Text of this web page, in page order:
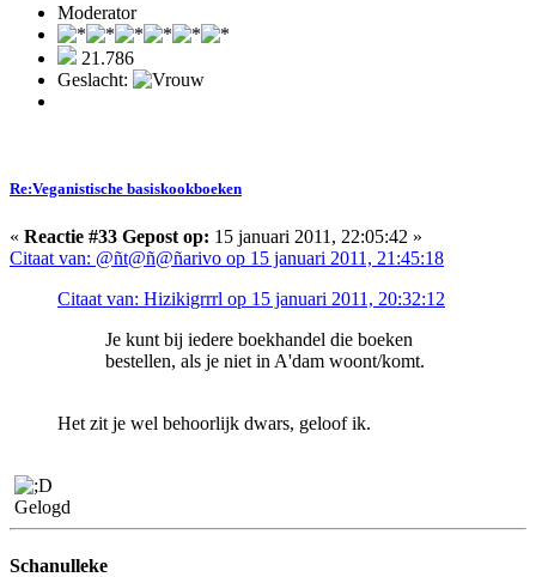
Moderator
21.786
Geslacht:
Re:Veganistische basiskookboeken
« Reactie #33 Gepost op: 15 januari 2011, 22:05:42 »
Citaat van: @ñt@ñ@ñarivo op 15 januari 2011, 21:45:18
Citaat van: Hizikigrrrl op 15 januari 2011, 20:32:12
Je kunt bij iedere boekhandel die boeken
bestellen, als je niet in A'dam woont/komt.
Het zit je wel behoorlijk dwars, geloof ik.
Gelogd
Schanulleke